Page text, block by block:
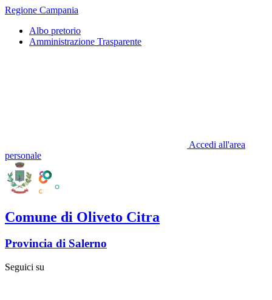
Regione Campania
Albo pretorio
Amministrazione Trasparente
Accedi all'area
personale
Comune di Oliveto Citra
Provincia di Salerno
Seguici su